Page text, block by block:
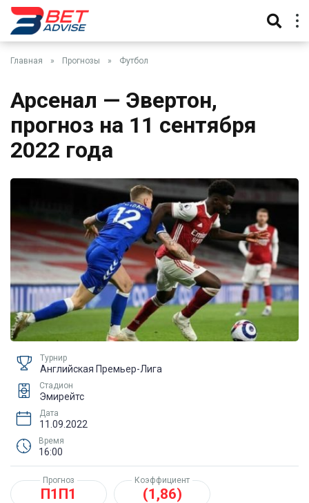
Главная » Прогнозы » Футбол
Арсенал — Эвертон,
прогноз на 11 сентября
2022 года
Турнир
Английская Премьер-Лига
Стадион
Эмирейтс
Дата
11.09.2022
Время
16:00
Прогноз
П1П1
Коэффициент
(1,86)